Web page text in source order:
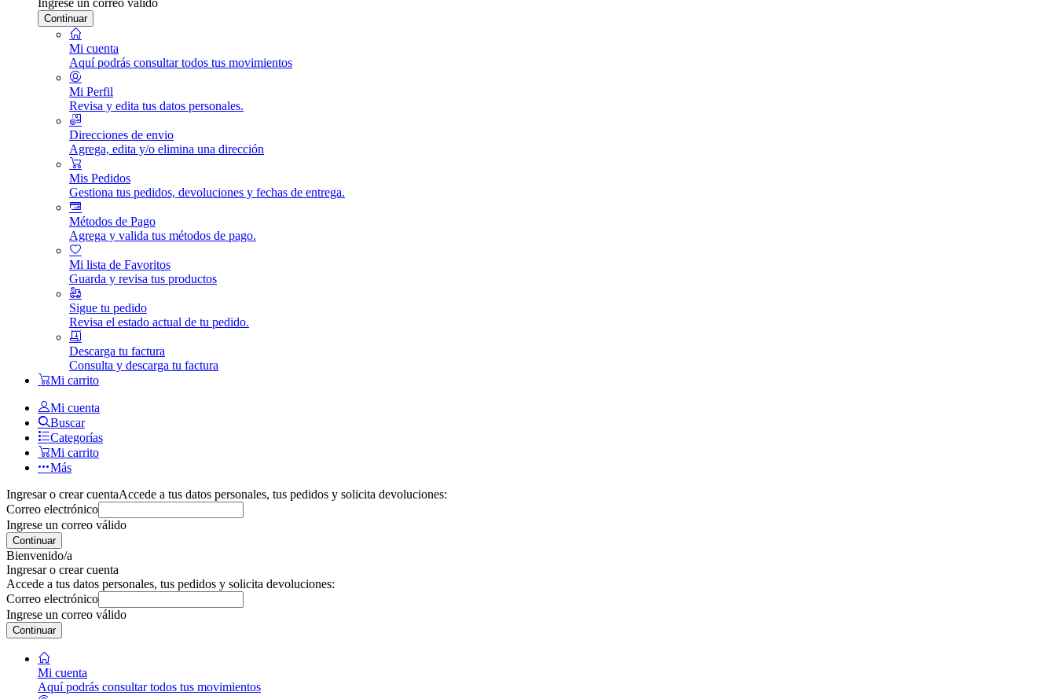
Continuar
Mi cuenta
Aquí podrás consultar todos tus movimientos
Mi Perfil
Revisa y edita tus datos personales.
Direcciones de envio
Agrega, edita y/o elimina una dirección
Mis Pedidos
Gestiona tus pedidos, devoluciones y fechas de entrega.
Métodos de Pago
Agrega y valida tus métodos de pago.
Mi lista de Favoritos
Guarda y revisa tus productos
Sigue tu pedido
Revisa el estado actual de tu pedido.
Descarga tu factura
Consulta y descarga tu factura
Mi carrito
Mi cuenta
Buscar
Categorías
Mi carrito
Más
Ingresar o crear cuentaAccede a tus datos personales, tus pedidos y solicita devoluciones:
Correo electrónico
Ingrese un correo válido
Continuar
Bienvenido/a
Ingresar o crear cuenta
Accede a tus datos personales, tus pedidos y solicita devoluciones:
Correo electrónico
Ingrese un correo válido
Continuar
Mi cuenta
Aquí podrás consultar todos tus movimientos